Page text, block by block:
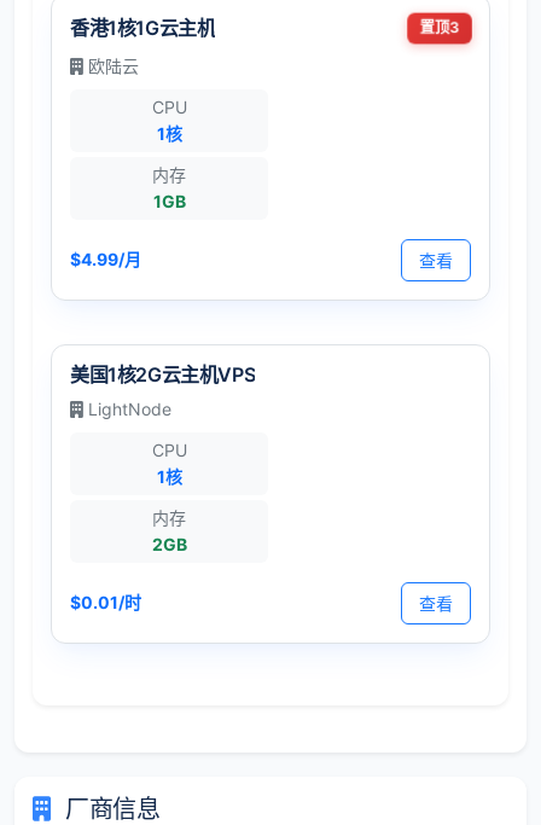
香港1核1G云主机 置顶3
欧陆云
CPU
1核
内存
1GB
$4.99/月 查看
美国1核2G云主机VPS
LightNode
CPU
1核
内存
2GB
$0.01/时 查看
厂商信息